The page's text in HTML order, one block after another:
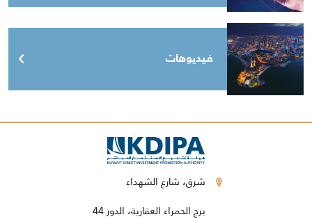
فيديوهات
شرق، شارع الشهداء
برج الحمراء العقارية، الدور 44